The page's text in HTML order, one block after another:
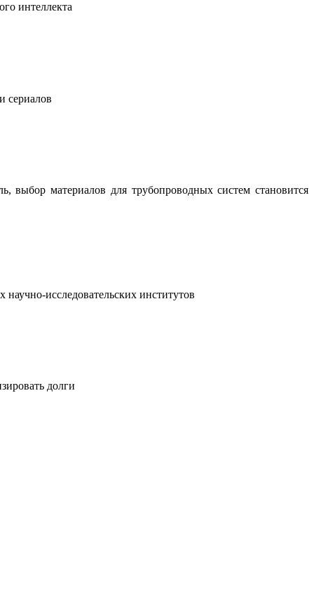
интеллекта
сериалов
выбор материалов для трубопроводных систем становится
исследовательских институтов
долги